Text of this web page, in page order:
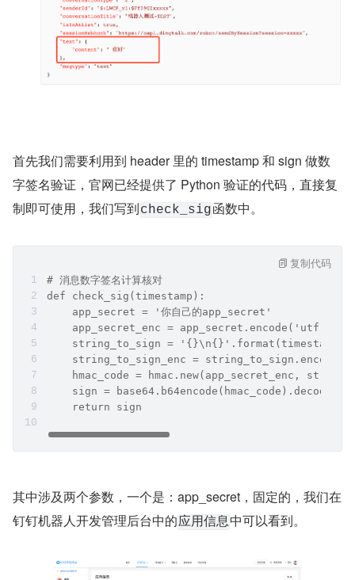
首先我们需要利用到 header 里的 timestamp 和 sign 做数
字签名验证，官网已经提供了 Python 验证的代码，直接复
制即可使用，我们写到check_sig函数中。
# 消息数字签名计算核对
def check_sig(timestamp):
    app_secret = '你自己的app_secret'
    app_secret_enc = app_secret.encode('utf-8')
string_to_sign = '{}\n{}'.format(timestamp,
string_to_sign_enc =
hmac_code = hmac.new(app_secret_enc,
sign =
    return sign
复制代码
其中涉及两个参数，一个是：app_secret，固定的，我们在
钉钉机器人开发管理后台中的应用信息中可以看到。